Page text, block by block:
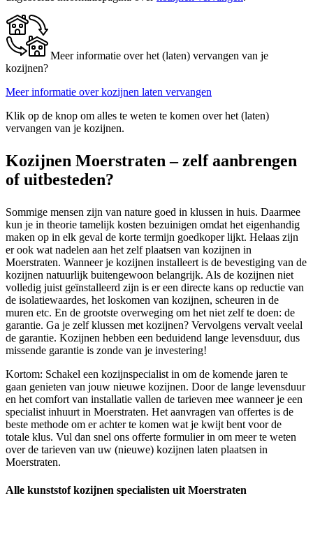
Meer informatie over het (laten) vervangen van je
kozijnen?
Meer informatie over kozijnen laten vervangen
Klik op de knop om alles te weten te komen over het (laten)
vervangen van je kozijnen.
Kozijnen Moerstraten – zelf aanbrengen
of uitbesteden?
Sommige mensen zijn van nature goed in klussen in huis. Daarmee
kun je in theorie tamelijk kosten bezuinigen omdat het eigenhandig
maken op in elk geval de korte termijn goedkoper lijkt. Helaas zijn
er ook wat nadelen aan het zelf plaatsen van kozijnen in
Moerstraten. Wanneer je kozijnen installeert is de bevestiging van de
kozijnen natuurlijk buitengewoon belangrijk. Als de kozijnen niet
volledig juist geïnstalleerd zijn is er een directe kans op reductie van
de isolatiewaardes, het loskomen van kozijnen, scheuren in de
muren etc. En de grootste overweging om het niet zelf te doen: de
garantie. Ga je zelf klussen met kozijnen? Vervolgens vervalt veelal
de garantie. Kozijnen hebben een beduidend lange levensduur, dus
missende garantie is zonde van je investering!
Kortom: Schakel een kozijnspecialist in om de komende jaren te
gaan genieten van jouw nieuwe kozijnen. Door de lange levensduur
en het comfort van installatie vallen de tarieven mee wanneer je een
specialist inhuurt in Moerstraten. Het aanvragen van offertes is de
beste methode om er achter te komen wat je kwijt bent voor de
totale klus. Vul dan snel ons offerte formulier in om meer te weten
over de tarieven van uw (nieuwe) kozijnen laten plaatsen in
Moerstraten.
Alle kunststof kozijnen specialisten uit Moerstraten